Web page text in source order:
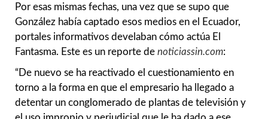
Por esas mismas fechas, una vez que se supo que
González había captado esos medios en el Ecuador,
portales informativos develaban cómo actúa El
Fantasma. Este es un reporte de noticiassin.com:
“De nuevo se ha reactivado el cuestionamiento en
torno a la forma en que el empresario ha llegado a
detentar un conglomerado de plantas de televisión y